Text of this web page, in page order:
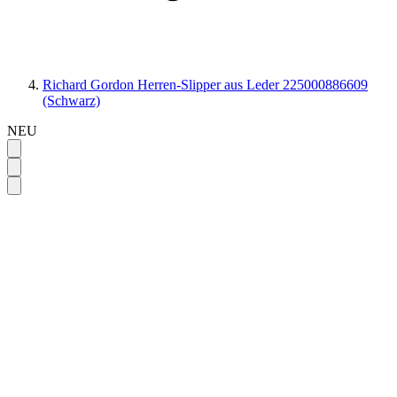
Richard Gordon Herren-Slipper aus Leder 225000886609
(Schwarz)
NEU